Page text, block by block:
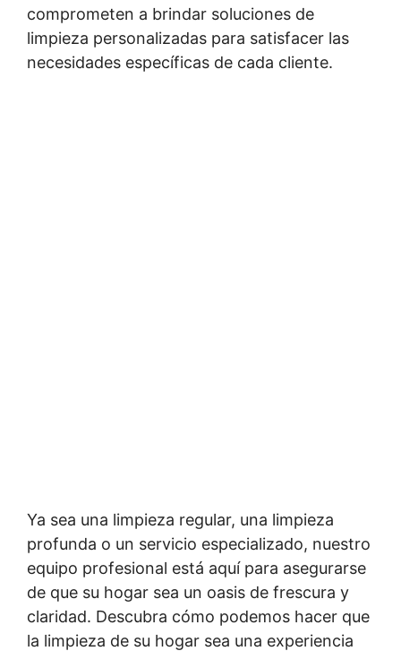
comprometen a brindar soluciones de
limpieza personalizadas para satisfacer las
necesidades específicas de cada cliente.
Ya sea una limpieza regular, una limpieza
profunda o un servicio especializado, nuestro
equipo profesional está aquí para asegurarse
de que su hogar sea un oasis de frescura y
claridad. Descubra cómo podemos hacer que
la limpieza de su hogar sea una experiencia